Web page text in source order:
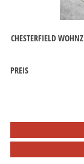
CHESTERFIELD
PREIS